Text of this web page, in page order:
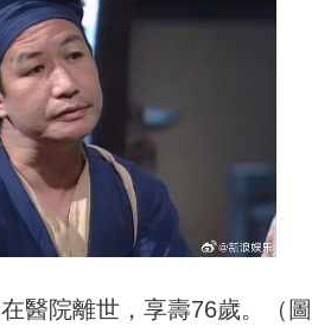
醫院離世，享壽76歲。（圖